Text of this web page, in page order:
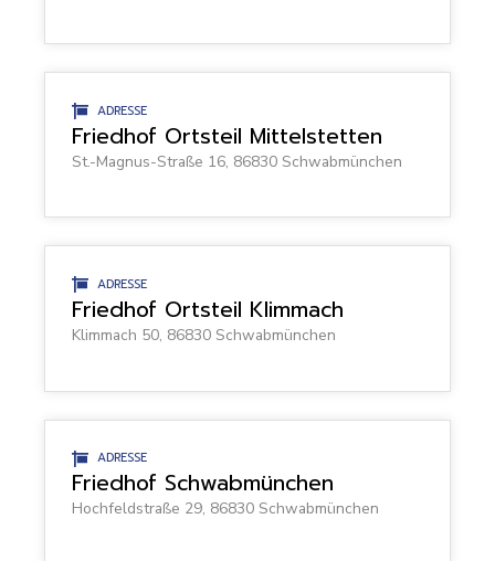
ADRESSE
Friedhof Ortsteil Mittelstetten
St.-Magnus-Straße 16, 86830 Schwabmünchen
ADRESSE
Friedhof Ortsteil Klimmach
Klimmach 50, 86830 Schwabmünchen
ADRESSE
Friedhof Schwabmünchen
Hochfeldstraße 29, 86830 Schwabmünchen